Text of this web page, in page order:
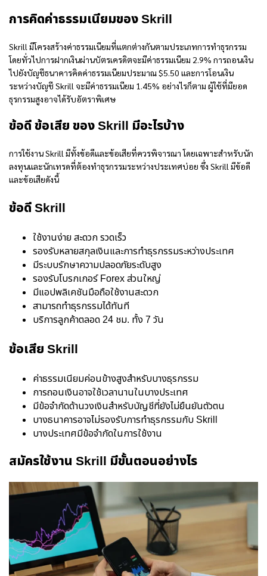
การคิดค่าธรรมเนียมของ Skrill
Skrill มีโครงสร้างค่าธรรมเนียมที่แตกต่างกันตามประเภทการทำธุรกรรม
โดยทั่วไปการฝากเงินผ่านบัตรเครดิตจะมีค่าธรรมเนียม 2.9% การถอนเงิน
ไปยังบัญชีธนาคารคิดค่าธรรมเนียมประมาณ $5.50 และการโอนเงิน
ระหว่างบัญชี Skrill จะมีค่าธรรมเนียม 1.45% อย่างไรก็ตาม ผู้ใช้ที่มียอด
ธุรกรรมสูงอาจได้รับอัตราพิเศษ
ข้อดี ข้อเสีย ของ Skrill มีอะไรบ้าง
การใช้งาน Skrill มีทั้งข้อดีและข้อเสียที่ควรพิจารณา โดยเฉพาะสำหรับนัก
ลงทุนและนักเทรดที่ต้องทำธุรกรรมระหว่างประเทศบ่อย ซึ่ง Skrill มีข้อดี
และข้อเสียดังนี้
ข้อดี Skrill
ใช้งานง่าย สะดวก รวดเร็ว
รองรับหลายสกุลเงินและการทำธุรกรรมระหว่างประเทศ
มีระบบรักษาความปลอดภัยระดับสูง
รองรับโบรกเกอร์ Forex ส่วนใหญ่
มีแอปพลิเคชันมือถือใช้งานสะดวก
สามารถทำธุรกรรมได้ทันที
บริการลูกค้าตลอด 24 ชม. ทั้ง 7 วัน
ข้อเสีย Skrill
ค่าธรรมเนียมค่อนข้างสูงสำหรับบางธุรกรรม
การถอนเงินอาจใช้เวลานานในบางประเทศ
มีข้อจำกัดด้านวงเงินสำหรับบัญชีที่ยังไม่ยืนยันตัวตน
บางธนาคารอาจไม่รองรับการทำธุรกรรมกับ Skrill
บางประเทศมีข้อจำกัดในการใช้งาน
สมัครใช้งาน Skrill มีขั้นตอนอย่างไร